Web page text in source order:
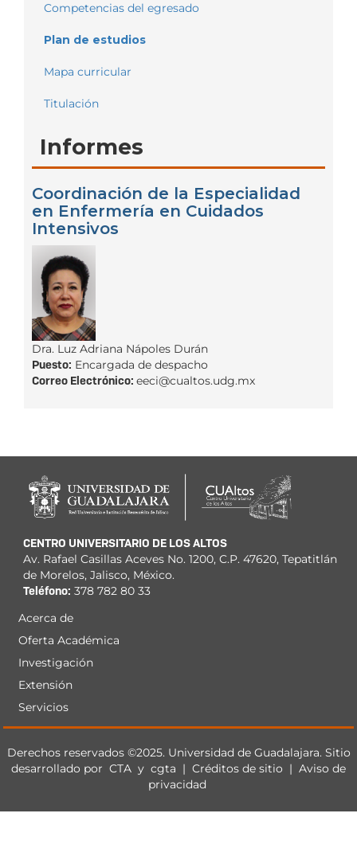
Competencias del egresado
Plan de estudios
Mapa curricular
Titulación
Informes
Coordinación de la Especialidad
en Enfermería en Cuidados
Intensivos
Dra. Luz Adriana Nápoles Durán
Puesto: Encargada de despacho
Correo Electrónico: eeci@cualtos.udg.mx
CENTRO UNIVERSITARIO DE LOS ALTOS
Av. Rafael Casillas Aceves No. 1200, C.P. 47620, Tepatitlán
de Morelos, Jalisco, México.
Teléfono: 378 782 80 33
Menú
principal
Acerca de
Oferta Académica
Investigación
Extensión
Servicios
Derechos reservados ©2025. Universidad de Guadalajara. Sitio
desarrollado por CTA y cgta | Créditos de sitio | Aviso de
privacidad